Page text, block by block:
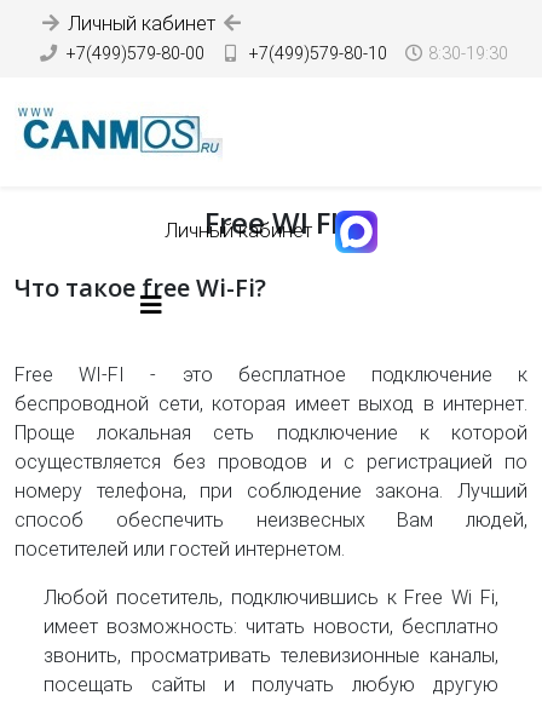
Личный кабинет
+7(499)579-80-00 +7(499)579-80-10 8:30-19:30
Личный кабинет
Free WI FI
Что такое free Wi-Fi?
Free WI-FI - это бесплатное подключение к
беспроводной сети, которая имеет выход в интернет.
Проще локальная сеть подключение к которой
осуществляется без проводов и с регистрацией по
номеру телефона, при соблюдение закона. Лучший
способ обеспечить неизвесных Вам людей,
посетителей или гостей интернетом.
Любой посетитель, подключившись к Free Wi Fi,
имеет возможность: читать новости, бесплатно
звонить, просматривать телевизионные каналы,
посещать сайты и получать любую другую